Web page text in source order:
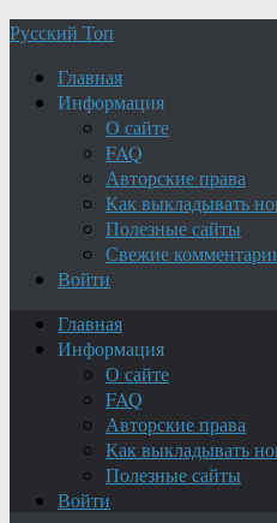
Русский Топ
Главная
Информация
О сайте
FAQ
Авторские права
Как выкладывать
Полезные сайты
Свежие
Войти
Главная
Информация
О сайте
FAQ
Авторские права
Как выкладывать
Полезные сайты
Войти